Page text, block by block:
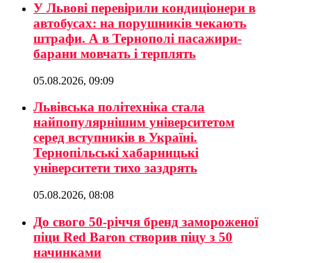
У Львові перевірили кондиціонери в
автобусах: на порушників чекають
штрафи. А в Тернополі пасажири-
барани мовчать і терплять
05.08.2026, 09:09
Львівська політехніка стала
найпопулярнішим університетом
серед вступників в Україні.
Тернопільські хабарницькі
університети тихо заздрять
05.08.2026, 08:08
До свого 50-річчя бренд замороженої
піци Red Baron створив піцу з 50
начинками